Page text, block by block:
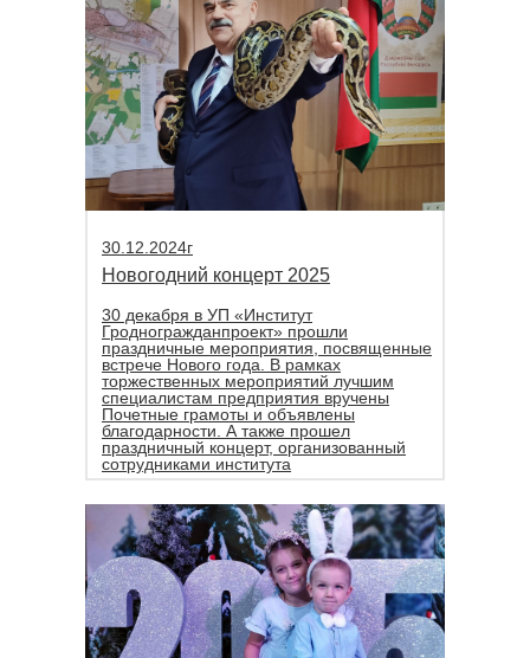
30 декабря в УП «Институт
Гродногражданпроект» прошли
праздничные мероприятия, посвященные
встрече Нового года. В рамках
торжественных мероприятий лучшим
специалистам предприятия вручены
Почетные грамоты и объявлены
благодарности. А также прошел
праздничный концерт, организованный
сотрудниками института
Новогодний концерт 2025
30.12.2024г